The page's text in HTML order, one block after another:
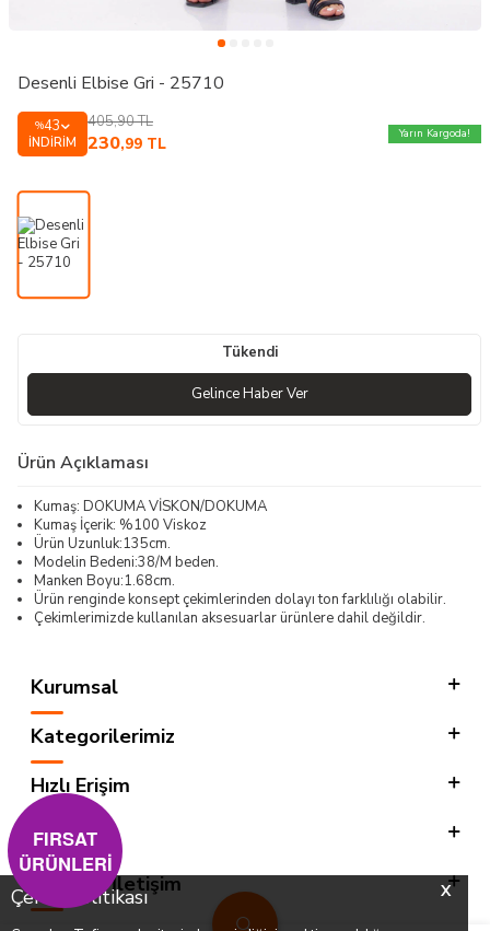
X
Çerez Politikası
Desenli Elbise Gri - 25710
%43
İNDIRIM
405,90TL
230,99 TL
Yarın Kargoda!
Tükendi
Gelince Haber Ver
Ürün Açıklaması
Kumaş: DOKUMA VİSKON/DOKUMA
Kumaş İçerik: %100 Viskoz
Ürün Uzunluk:135cm.
Modelin Bedeni:38/M beden.
Manken Boyu:1.68cm.
Ürün renginde konsept çekimlerinden dolayı ton farklılığı olabilir.
Çekimlerimizde kullanılan aksesuarlar ürünlere dahil değildir.
Kurumsal
Kategorilerimiz
Hızlı Erişim
Sosyal
Adres & İletişim
FIRSAT
ÜRÜNLERİ